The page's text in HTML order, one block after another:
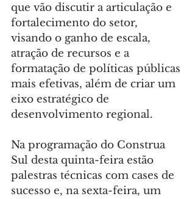
que vão discutir a articulação e
fortalecimento do setor,
visando o ganho de escala,
atração de recursos e a
formatação de políticas públicas
mais efetivas, além de criar um
eixo estratégico de
desenvolvimento regional.
Na programação do Construa
Sul desta quinta-feira estão
palestras técnicas com cases de
sucesso e, na sexta-feira, um